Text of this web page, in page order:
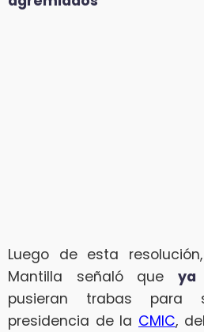
Luego de esta
Mantilla señaló que ya
pusieran trabas
presidencia de la CMIC,